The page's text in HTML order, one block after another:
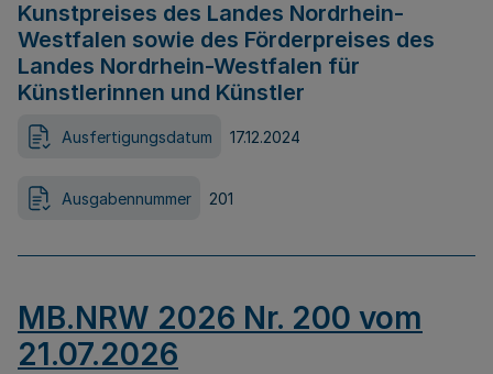
Kunstpreises des Landes Nordrhein-
Westfalen sowie des Förderpreises des
Landes Nordrhein-Westfalen für
Künstlerinnen und Künstler
Ausfertigungsdatum 17.12.2024
Ausgabennummer 201
MB.NRW 2026 Nr. 200 vom
21.07.2026